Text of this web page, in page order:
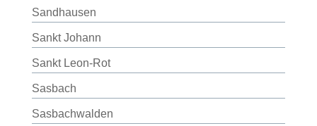
Sandhausen
Sankt Johann
Sankt Leon-Rot
Sasbach
Sasbachwalden